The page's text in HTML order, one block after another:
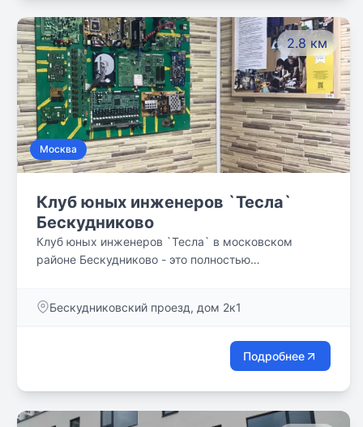
всех этапах школьного детства через активные
формы урочной и внеурочной деятельности. В
своей работе мы используем современные
образовательные технологии, инновационные
методики и индивидуальный подход к каждому
ребенку.
2.8 км
Москва
Клуб юных инженеров `Тесла`
Бескудниково
Клуб юных инженеров `Тесла` в московском
районе Бескудниково - это полностью
погрузиться в творчество, изучая робототехнику и
занимаются, родители могут подождать их в
уютной атмосфере или направиться по своим
Бескудниковский проезд, дом 2к1
Подробнее